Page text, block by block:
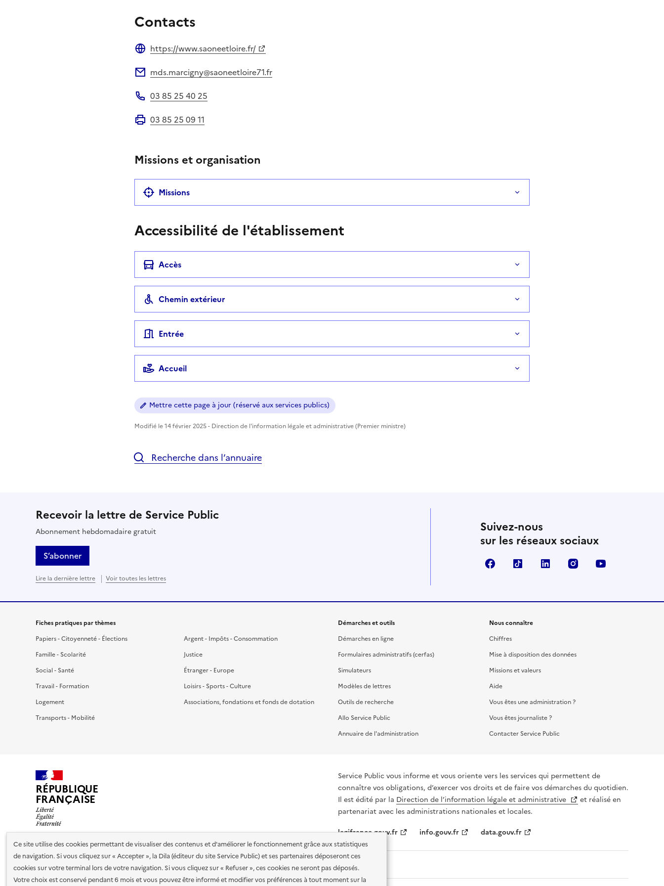
Ce site utilise des cookies permettant de visualiser des contenus et d'améliorer le fonctionnement grâce aux statistiques
de navigation. Si vous cliquez sur « Accepter », la Dila (éditeur du site Service Public) et ses partenaires déposeront ces
cookies sur votre terminal lors de votre navigation. Si vous cliquez sur « Refuser », ces cookies ne seront pas déposés.
Votre choix est conservé pendant 6 mois et vous pouvez être informé et modifier vos préférences à tout moment sur la
Contacts
https://www.saoneetloire.fr/
mds.marcigny@saoneetloire71.fr
03 85 25 40 25
03 85 25 09 11
Missions et organisation
Missions
Accessibilité de l'établissement
Accès
Chemin extérieur
Entrée
Accueil
Mettre cette page à jour (réservé aux services publics)
Modifié le 14 février 2025 - Direction de l'information légale et administrative (Premier ministre)
Recherche dans l’annuaire
Recevoir la lettre de Service Public
Abonnement hebdomadaire gratuit
S’abonner
Lire la dernière lettre Voir toutes les lettres
Suivez-nous
sur les réseaux sociaux
FacebookTikTok LinkedIn Instagram
Fiches pratiques par thèmes
Papiers - Citoyenneté - Élections
Famille - Scolarité
Social - Santé
Travail - Formation
Logement
Transports - Mobilité
Argent - Impôts - Consommation
Justice
Étranger - Europe
Loisirs - Sports - Culture
Associations, fondations et fonds de dotation
Démarches et outils
Démarches en ligne
Formulaires administratifs (cerfas)
Simulateurs
Modèles de lettres
Outils de recherche
Allo Service Public
Annuaire de l'administration
Nous connaître
Chiffres
Mise à disposition des données
Missions et valeurs
Aide
Vous êtes une administration ?
Vous êtes journaliste ?
Contacter Service Public
RÉPUBLIQUE
FRANÇAISE
Service Public vous informe et vous oriente vers les services qui permettent de
connaître vos obligations, d’exercer vos droits et de faire vos démarches du quotidien.
Il est édité par la Direction de l’information légale et administrative
et réalisé en
partenariat avec les administrations nationales et locales.
legifrance.gouv.fr
info.gouv.fr data.gouv.fr
Nos partenaires